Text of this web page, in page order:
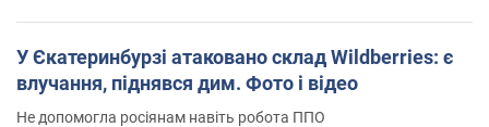
У Єкатеринбурзі атаковано склад Wildberries: є
влучання, піднявся дим. Фото і відео
Не допомогла росіянам навіть робота ППО